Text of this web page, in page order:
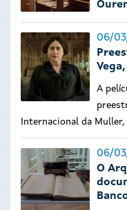
06/
A
Internacional da
06/
O